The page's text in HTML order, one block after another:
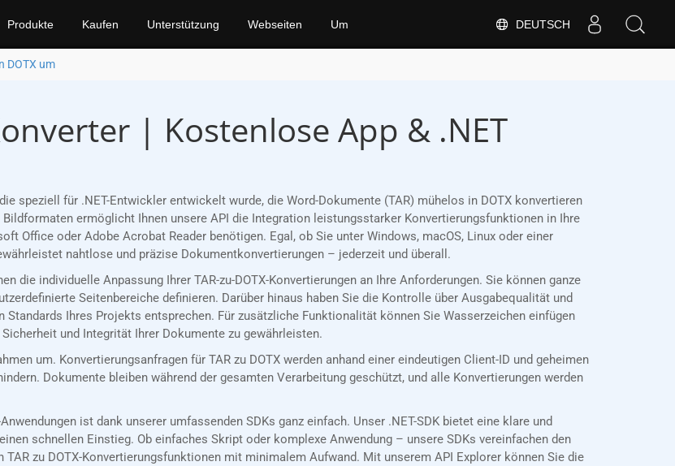
DEUTSCH
Produkte Kaufen Unterstützung Webseiten Um
DOTX um
| Kostenlose App & .NET
speziell für .NET-Entwickler entwickelt wurde, die Word-Dokumente (TAR) mühelos in DOTX konvertieren
ermöglicht Ihnen unsere API die Integration leistungsstarker Konvertierungsfunktionen in Ihre
Office oder Adobe Acrobat Reader benötigen. Egal, ob Sie unter Windows, macOS, Linux oder einer
nahtlose und präzise Dokumentkonvertierungen – jederzeit und überall.
die individuelle Anpassung Ihrer TAR-zu-DOTX-Konvertierungen an Ihre Anforderungen. Sie können ganze
Seitenbereiche definieren. Darüber hinaus haben Sie die Kontrolle über Ausgabequalität und
Ihres Projekts entsprechen. Für zusätzliche Funktionalität können Sie Wasserzeichen einfügen
und Integrität Ihrer Dokumente zu gewährleisten.
um. Konvertierungsanfragen für TAR zu DOTX werden anhand einer eindeutigen Client-ID und geheimen
Dokumente bleiben während der gesamten Verarbeitung geschützt, und alle Konvertierungen werden
ist dank unserer umfassenden SDKs ganz einfach. Unser .NET-SDK bietet eine klare und
schnellen Einstieg. Ob einfaches Skript oder komplexe Anwendung – unsere SDKs vereinfachen den
zu DOTX-Konvertierungsfunktionen mit minimalem Aufwand. Mit unserem API Explorer können Sie die